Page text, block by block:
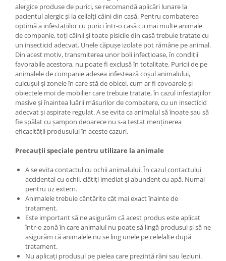
alergice produse de purici, se recomandă aplicări lunare la
pacientul alergic și la ceilalți câini din casă. Pentru combaterea
optimă a infestațiilor cu purici într-o casă cu mai multe animale
de companie, toți câinii și toate pisicile din casă trebuie tratate cu
un insecticid adecvat. Unele căpușe izolate pot rămâne pe animal.
Din acest motiv, transmiterea unor boli infecțioase, în condiții
favorabile acestora, nu poate fi exclusă în totalitate. Puricii de pe
animalele de companie adesea infestează coșul animalului,
culcușul și zonele în care stă de obicei, cum ar fi covoarele și
obiectele moi de mobilier care trebuie tratate, în cazul infestațiilor
masive și înaintea luării măsurilor de combatere, cu un insecticid
adecvat și aspirate regulat. A se evita ca animalul să înoate sau să
fie spălat cu șampon deoarece nu s-a testat menținerea
eficacității produsului în aceste cazuri.
Precauții speciale pentru utilizare la animale
A se evita contactul cu ochii animalului. În cazul contactului
accidental cu ochii, clătiți imediat și abundent cu apă. Numai
pentru uz extern.
Animalele trebuie cântărite cât mai exact înainte de
tratament.
Este important să ne asigurăm că acest produs este aplicat
într-o zonă în care animalul nu poate să lingă produsul și să ne
asigurăm că animalele nu se ling unele pe celelalte după
tratament.
Nu aplicați produsul pe pielea care prezintă răni sau leziuni.